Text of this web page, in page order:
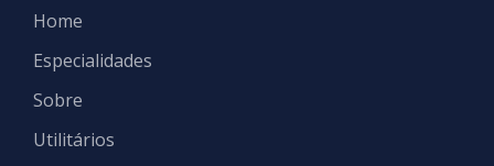
Home
Especialidades
Sobre
Utilitários